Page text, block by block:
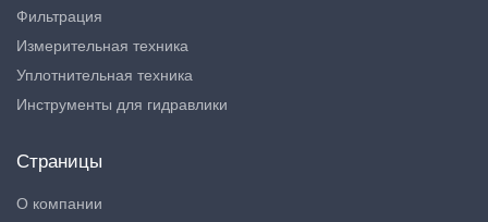
Фильтрация
Измерительная техника
Уплотнительная техника
Инструменты для гидравлики
Страницы
О компании